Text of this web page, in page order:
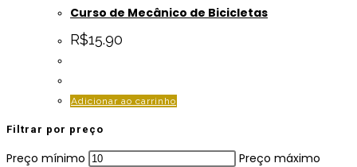
Curso de Mecânico de Bicicletas
R$15.90
Adicionar ao carrinho
Filtrar por preço
Preço mínimo Preço máximo